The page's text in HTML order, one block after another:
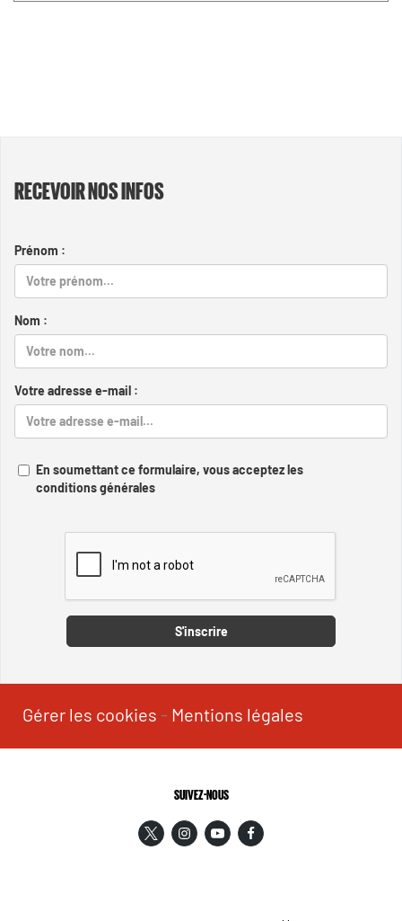
RECEVOIR NOS INFOS
Prénom :
Nom :
Votre adresse e-mail :
En soumettant ce formulaire, vous acceptez les
conditions générales
S'inscrire
Gérer les cookies - Mentions légales
SUIVEZ-NOUS